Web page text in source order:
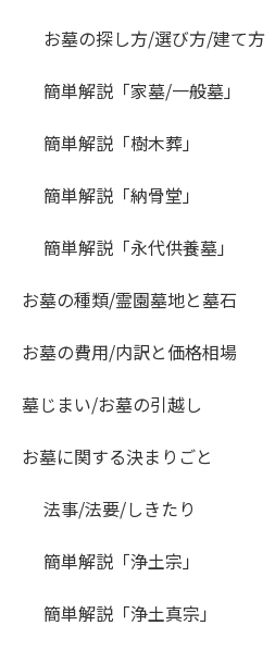
お墓の探し方/選び方/建て方
簡単解説「家墓/一般墓」
簡単解説「樹木葬」
簡単解説「納骨堂」
簡単解説「永代供養墓」
お墓の種類/霊園墓地と墓石
お墓の費用/内訳と価格相場
墓じまい/お墓の引越し
お墓に関する決まりごと
法事/法要/しきたり
簡単解説「浄土宗」
簡単解説「浄土真宗」